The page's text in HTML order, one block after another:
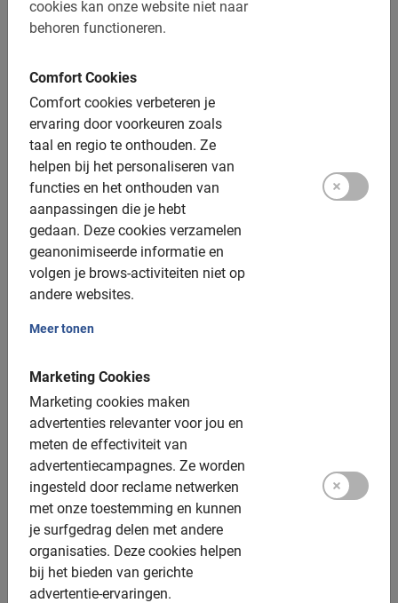
cookies kan onze website niet naar
behoren functioneren.
Comfort Cookies
Comfort cookies verbeteren je
ervaring door voorkeuren zoals
taal en regio te onthouden. Ze
helpen bij het personaliseren van
functies en het onthouden van
aanpassingen die je hebt
gedaan. Deze cookies verzamelen
geanonimiseerde informatie en
volgen je brows-activiteiten niet op
andere websites.
Meer tonen
Marketing Cookies
Marketing cookies maken
advertenties relevanter voor jou en
meten de effectiviteit van
advertentiecampagnes. Ze worden
ingesteld door reclame netwerken
met onze toestemming en kunnen
je surfgedrag delen met andere
organisaties. Deze cookies helpen
bij het bieden van gerichte
advertentie-ervaringen.
verzetten of annuleren
Toegankelijk voor alle fietsers
Inclusief:
Gebruik van de fiets
De lokale gids
Een top ervaring!
Fotomomenten
Extra opties:
Kinderfiets: 20 en 24 inch, v.a. ongeveer 7 jaar
Kinderzitje: voor of achter, tot 22kg
Elektrische fiets: niet beschikbaar
Tandem: niet beschikbaar
Groepsgrootte:
Boekbaar voor groepen van: 2 tot 200 deelnemers
Gemiddelde groepsgrootte: 8 deelnemers